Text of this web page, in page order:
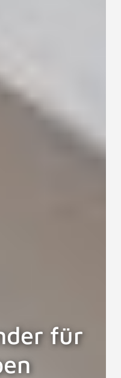
für